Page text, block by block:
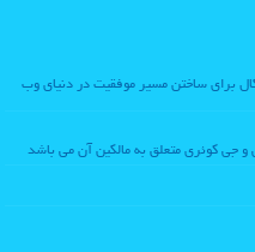
برای ساختن مسیر موفقیت در دنیای وب